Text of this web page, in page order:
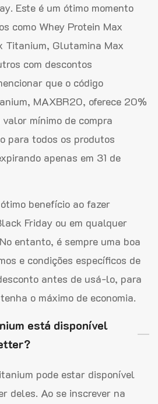
Este é um ótimo momento
como Whey Protein Max
Titanium, Glutamina Max
com descontos
que o código
MAXBR20, oferece 20%
mínimo de compra
para todos os produtos
apenas em 31 de
benefício ao fazer
Friday ou em qualquer
entanto, é sempre uma boa
e condições específicos de
antes de usá-lo, para
o máximo de economia.
está disponível
pode estar disponível
deles. Ao se inscrever na